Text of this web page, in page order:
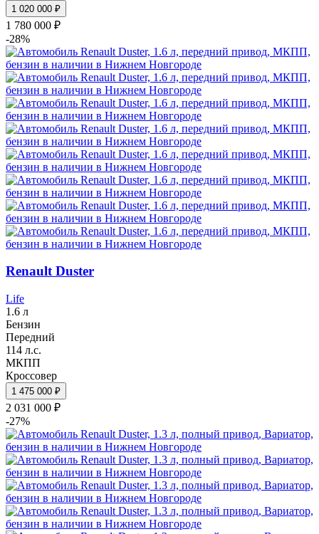
1 020 000 ₽
1 780 000 ₽
-28%
Renault Duster
Life
1.6 л
Бензин
Передний
114 л.с.
МКПП
Кроссовер
1 475 000 ₽
2 031 000 ₽
-27%